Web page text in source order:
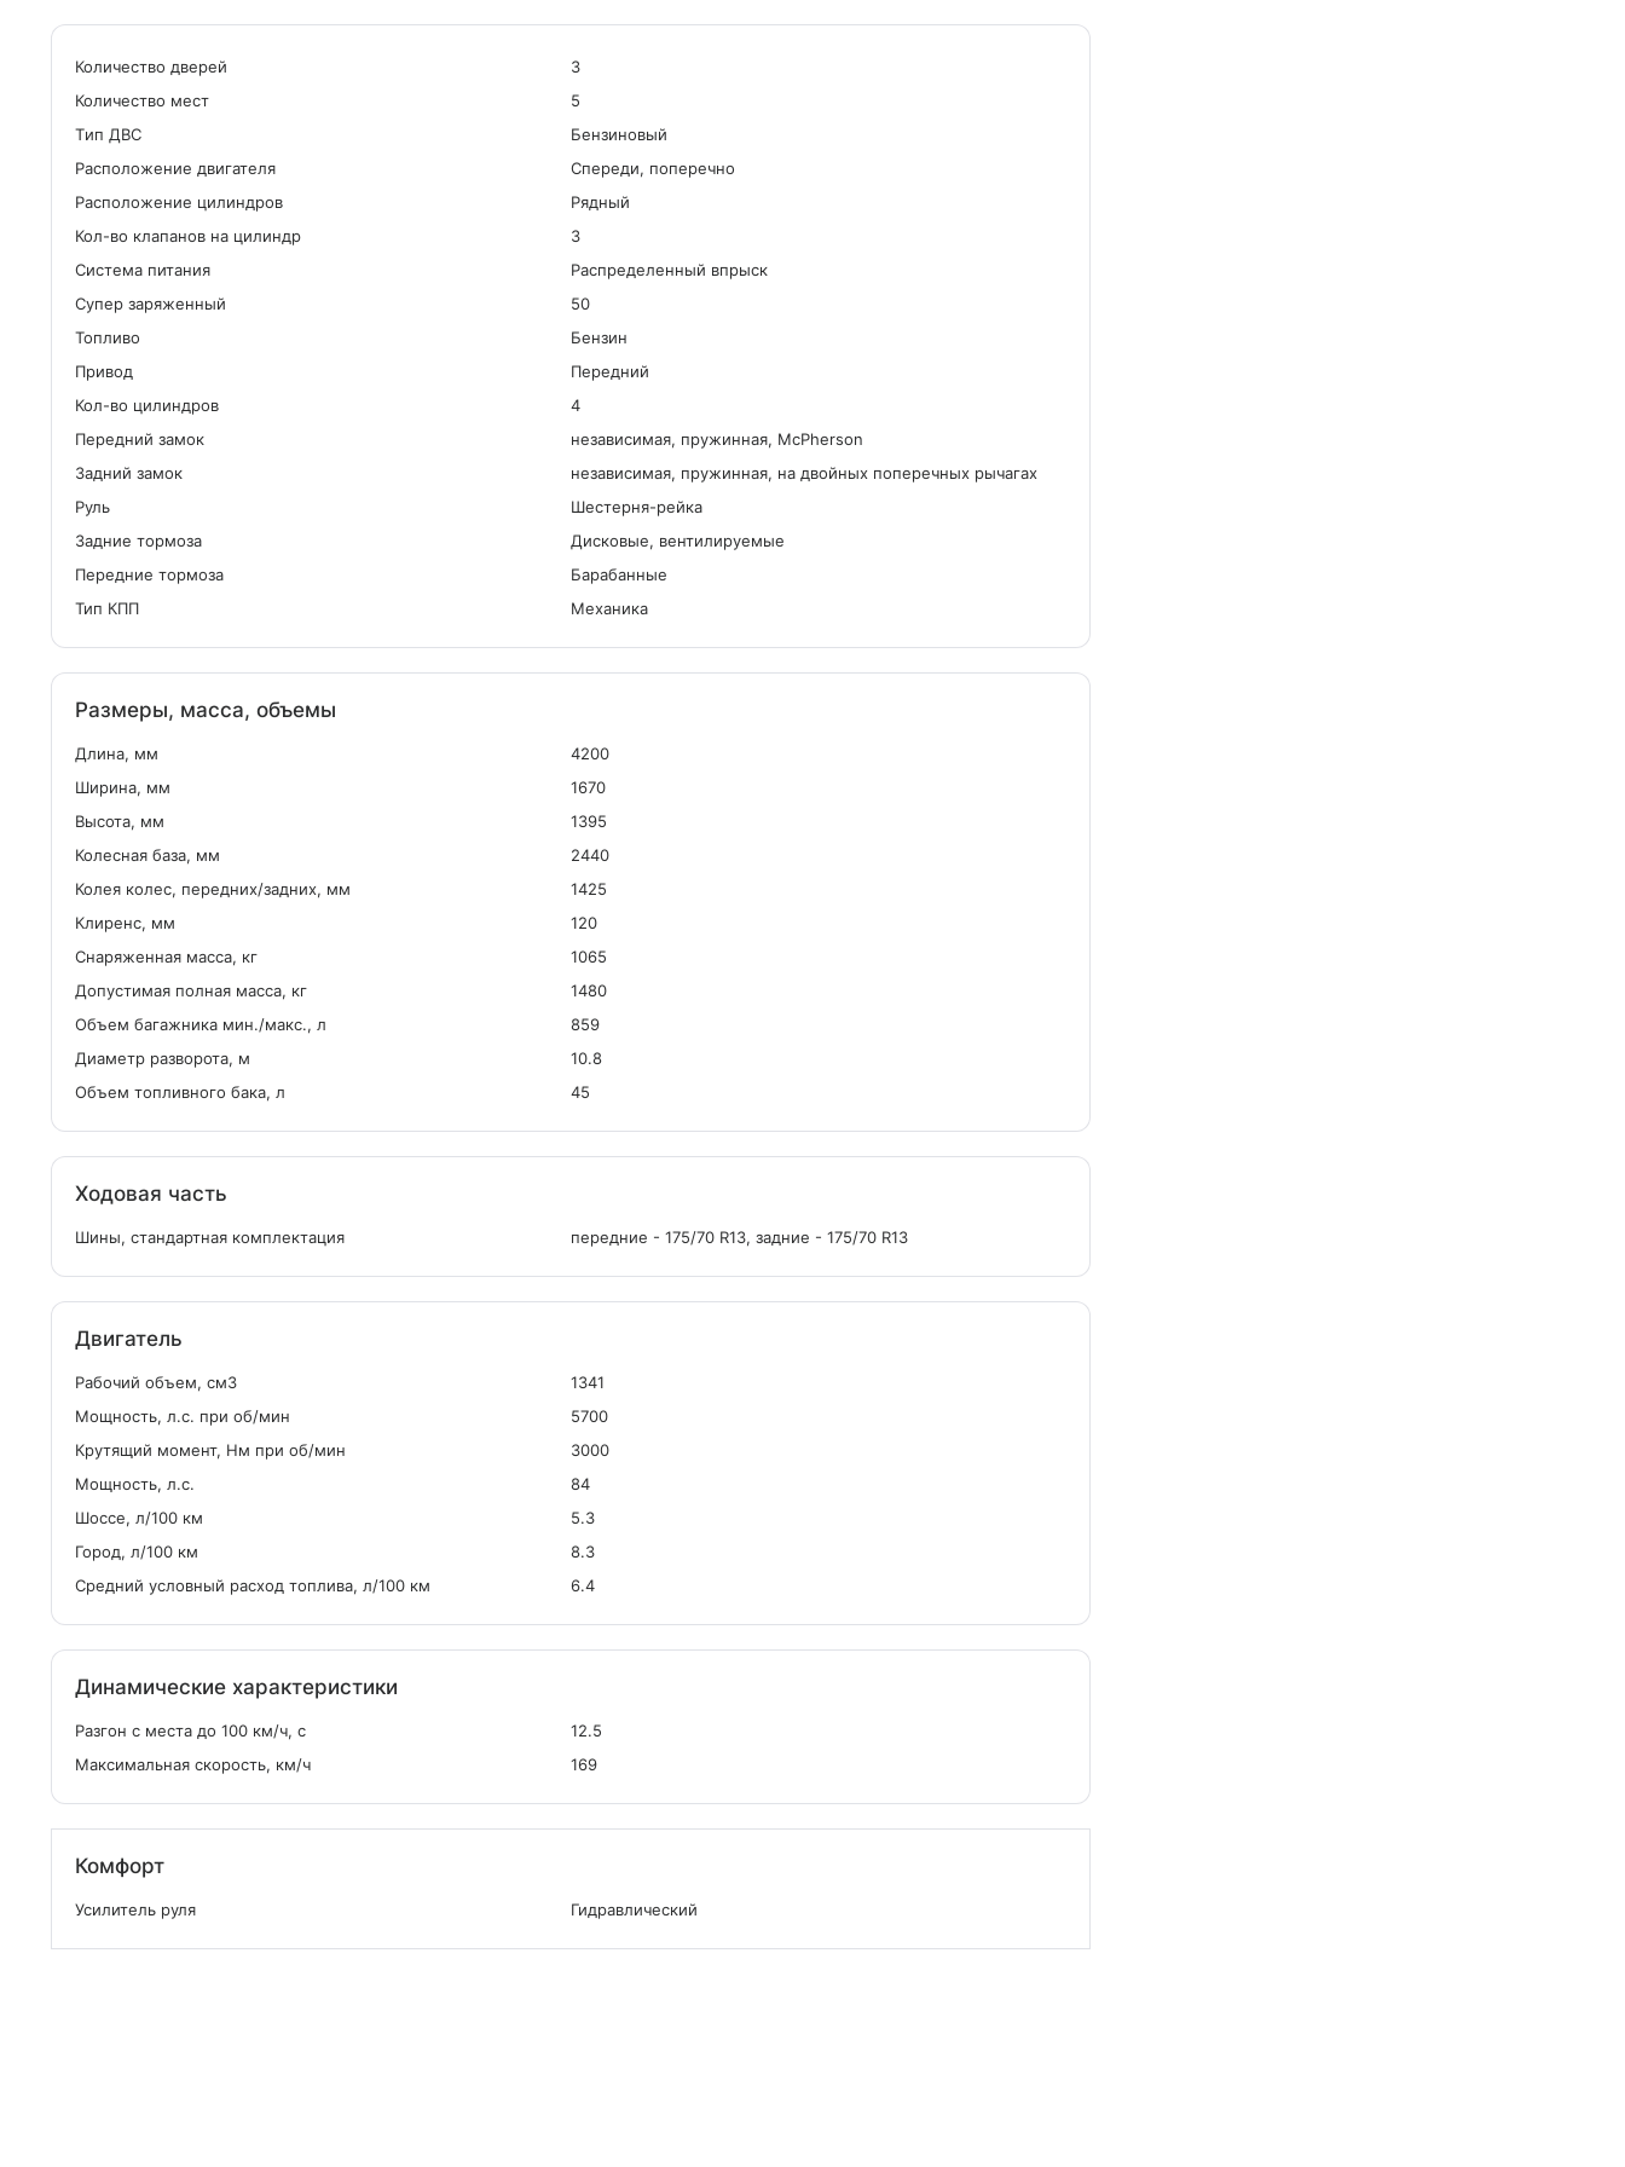
Количество дверей
3
Количество мест
5
Tип ДВС
Бензиновый
Расположение двигателя
Спереди, поперечно
Расположение цилиндров
Рядный
Кол-во клапанов на цилиндр
3
Система питания
Распределенный впрыск
Cупер заряженный
50
Топливо
Бензин
Привод
Передний
Кол-во цилиндров
4
Передний замок
независимая, пружинная, McPherson
Задний замок
независимая, пружинная, на двойных поперечных рычагах
Руль
Шестерня-рейка
Задние тормоза
Дисковые, вентилируемые
Передние тормоза
Барабанные
Тип КПП
Механика
Размеры, масса, объемы
Длина, мм
4200
Ширина, мм
1670
Высота, мм
1395
Колесная база, мм
2440
Колея колес, передних/задних, мм
1425
Клиренс, мм
120
Снаряженная масса, кг
1065
Допустимая полная масса, кг
1480
Объем багажника мин./макс., л
859
Диаметр разворота, м
10.8
Объем топливного бака, л
45
Ходовая часть
Шины, стандартная комплектация передние - 175/70 R13, задние - 175/70 R13
Двигатель
Рабочий объем, см3
1341
Мощность, л.с. при об/мин
5700
Крутящий момент, Нм при об/мин
3000
Мощность, л.с.
84
Шоссе, л/100 км
5.3
Город, л/100 км
8.3
Средний условный расход топлива, л/100 км
6.4
Динамические характеристики
Разгон с места до 100 км/ч, с
12.5
Максимальная скорость, км/ч
169
Комфорт
Усилитель руля Гидравлический